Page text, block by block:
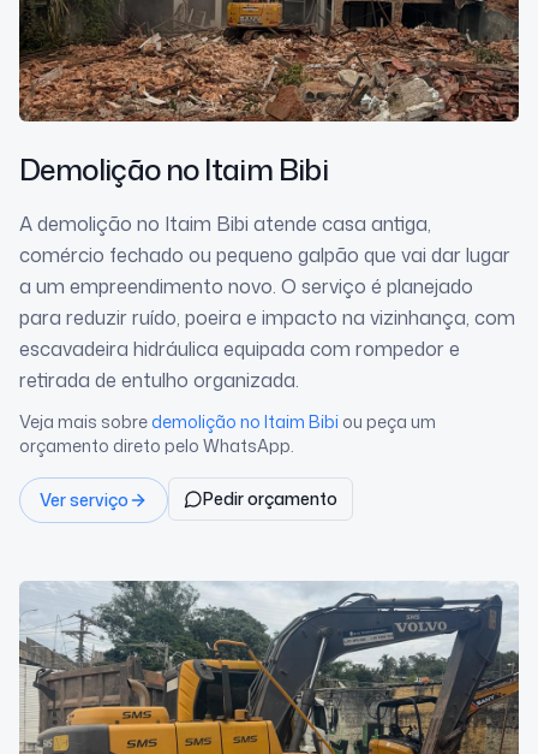
Demoliçãono Itaim Bibi
A demolição no Itaim Bibi atende casa antiga,
comércio fechado ou pequeno galpão que vai dar lugar
a um empreendimento novo. O serviço é planejado
para reduzir ruído, poeira e impacto na vizinhança, com
escavadeira hidráulica equipada com rompedor e
retirada de entulho organizada.
Veja mais sobredemolição no Itaim Bibi ou peça um
orçamento direto pelo WhatsApp.
Ver serviço Pedir orçamento